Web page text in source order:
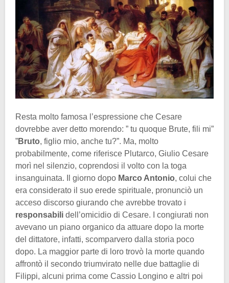
Resta molto famosa l’espressione che Cesare
dovrebbe aver detto morendo: ” tu quoque Brute, fili mi”
”Bruto, figlio mio, anche tu?”. Ma, molto
probabilmente, come riferisce Plutarco, Giulio Cesare
morì nel silenzio, coprendosi il volto con la toga
insanguinata. Il giorno dopo Marco Antonio, colui che
era considerato il suo erede spirituale, pronunciò un
acceso discorso giurando che avrebbe trovato i
responsabili dell’omicidio di Cesare. I congiurati non
avevano un piano organico da attuare dopo la morte
del dittatore, infatti, scomparvero dalla storia poco
dopo. La maggior parte di loro trovò la morte quando
affrontò il secondo triumvirato nelle due battaglie di
Filippi, alcuni prima come Cassio Longino e altri poi